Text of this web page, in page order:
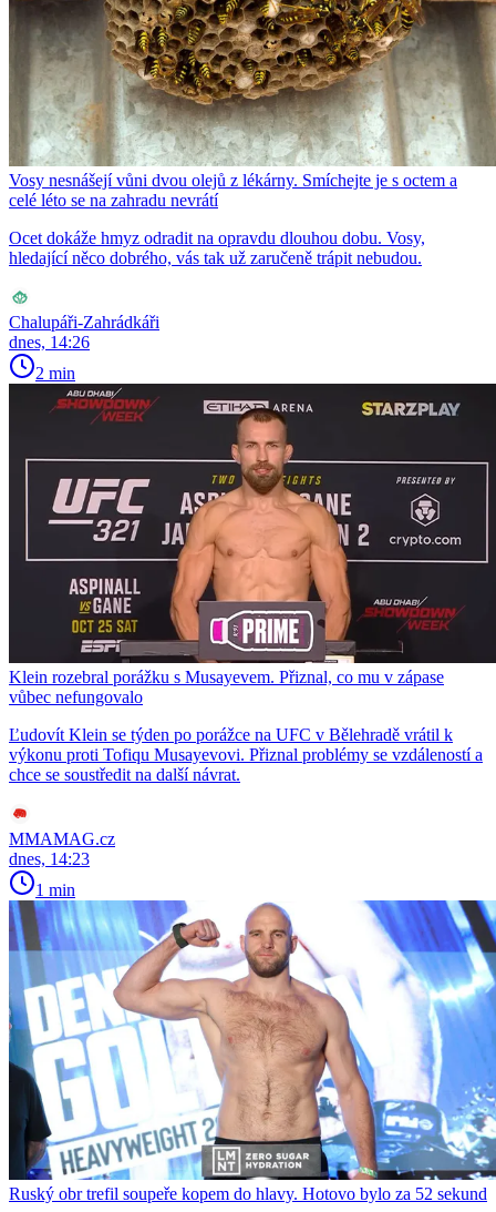
Vosy nesnášejí vůni dvou olejů z lékárny. Smíchejte je s octem a
celé léto se na zahradu nevrátí
Ocet dokáže hmyz odradit na opravdu dlouhou dobu. Vosy,
hledající něco dobrého, vás tak už zaručeně trápit nebudou.
Chalupáři-Zahrádkáři
dnes, 14:26
2 min
Klein rozebral porážku s Musayevem. Přiznal, co mu v zápase
vůbec nefungovalo
Ľudovít Klein se týden po porážce na UFC v Bělehradě vrátil k
výkonu proti Tofiqu Musayevovi. Přiznal problémy se vzdáleností a
chce se soustředit na další návrat.
MMAMAG.cz
dnes, 14:23
1 min
Ruský obr trefil soupeře kopem do hlavy. Hotovo bylo za 52 sekund